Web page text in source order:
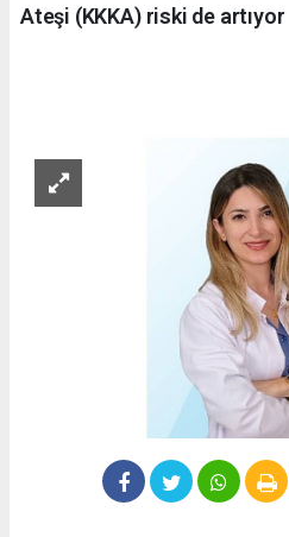
Ateşi (KKKA) riski de artıyor